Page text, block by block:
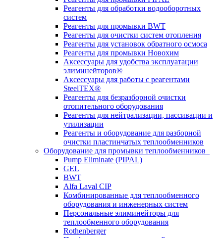
Реагенты для обработки водооборотных
систем
Реагенты для промывки BWT
Реагенты для очистки систем отопления
Реагенты для установок обратного осмоса
Реагенты для промывки Новохим
Аксессуары для удобства эксплуатации
элиминейторов®
Аксессуары для работы с реагентами
SteelTEX®
Реагенты для безразборной очистки
отопительного оборудования
Реагенты для нейтрализации, пассивации и
утилизации
Реагенты и оборудование для разборной
очистки пластинчатых теплообменников
Оборудование для промывки теплообменников
Pump Eliminate (PIPAL)
GEL
BWT
Alfa Laval CIP
Комбинированные для теплообменного
оборудования и инженерных систем
Персональные элиминейторы для
теплообменного оборудования
Rothenberger